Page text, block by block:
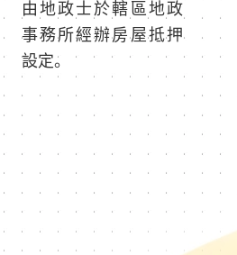
由地政士於轄區地政
事務所經辦房屋抵押
設定。